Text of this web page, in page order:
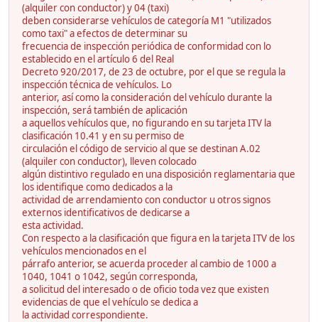
(alquiler con conductor) y 04 (taxi)
deben considerarse vehículos de categoría M1 "utilizados
como taxi" a efectos de determinar su
frecuencia de inspección periódica de conformidad con lo
establecido en el artículo 6 del Real
Decreto 920/2017, de 23 de octubre, por el que se regula la
inspección técnica de vehículos. Lo
anterior, así como la consideración del vehículo durante la
inspección, será también de aplicación
a aquellos vehículos que, no figurando en su tarjeta ITV la
clasificación 10.41 y en su permiso de
circulación el código de servicio al que se destinan A.02
(alquiler con conductor), lleven colocado
algún distintivo regulado en una disposición reglamentaria que
los identifique como dedicados a la
actividad de arrendamiento con conductor u otros signos
externos identificativos de dedicarse a
esta actividad.
Con respecto a la clasificación que figura en la tarjeta ITV de los
vehículos mencionados en el
párrafo anterior, se acuerda proceder al cambio de 1000 a
1040, 1041 o 1042, según corresponda,
a solicitud del interesado o de oficio toda vez que existen
evidencias de que el vehículo se dedica a
la actividad correspondiente.